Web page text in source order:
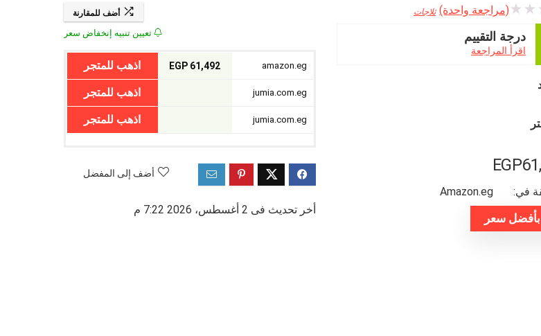
★
★ (مراجعة واحدة) ثلاجات أضف للمقارنة
درجة التقييم
اقرأ المراجعة
EGP
في: amazon.eg
سعر
تعيين تنبيه إنخفاض سعر
61,492 EGP اذهب للمتجر
اذهب للمتجر
اذهب للمتجر
أضف إلى المفضل
أخر تحديث فى 2 أغسطس، 2026 7:22 م